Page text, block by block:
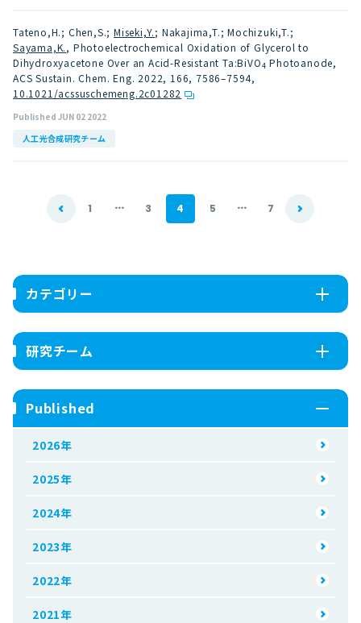
Tateno,H.; Chen,S.;Miseki,Y.; Nakajima,T.; Mochizuki,T.;
Sayama,K., Photoelectrochemical Oxidation of Glycerol to
Dihydroxyacetone Over an Acid-Resistant Ta:BiVO4 Photoanode,
ACS Sustain. Chem. Eng. 2022, 166, 7586–7594,
10.1021/acssuschemeng.2c01282
Published JUN 02 2022
人工光合成研究チーム
1 ... 3 4 5 ... 7
カテゴリー
研究チーム
Published
2026年
2025年
2024年
2023年
2022年
2021年